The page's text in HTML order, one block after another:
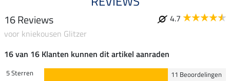
16 Reviews
4.7
voor kniekousen Glitzer
16 van 16 Klanten kunnen dit artikel aanraden
5 Sterren
11 Beoordelingen